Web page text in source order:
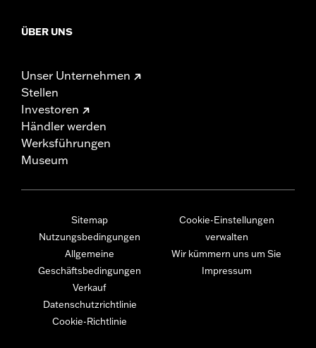
ÜBER UNS
Unser Unternehmen
Stellen
Investoren
Händler werden
Werksführungen
Museum
Sitemap
Nutzungsbedingungen
Allgemeine
Geschäftsbedingungen
Verkauf
Datenschutzrichtlinie
Cookie-Richtlinie
Cookie-Einstellungen
verwalten
Wir kümmern uns um Sie
Impressum